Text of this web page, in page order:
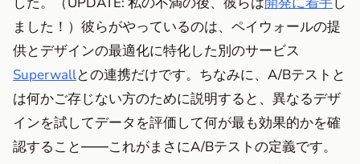
ました！）彼らがやっているのは、ペイウォールの提
供とデザインの最適化に特化した別のサービス
Superwallとの連携だけです。ちなみに、A/Bテストと
は何かご存じない方のために説明すると、異なるデザ
インを試してデータを評価して何が最も効果的かを確
認すること――これがまさにA/Bテストの定義です。